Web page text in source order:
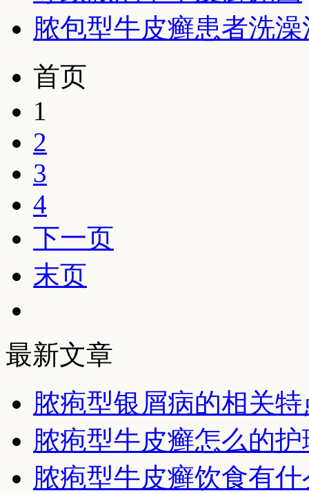
脓包型牛皮癣患者洗
首页
1
2
3
4
下一页
末页
最新文章
脓疱型银屑病的相关特
脓疱型牛皮癣怎么的
脓疱型牛皮癣饮食有